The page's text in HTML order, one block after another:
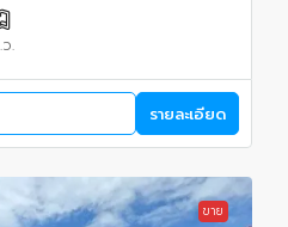
.
รายละเอียด
ขาย